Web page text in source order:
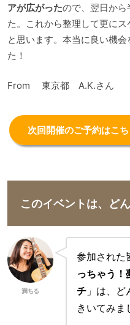
アが広がったので、翌日から
た。これから整理して更に
と思います。本当に良い機
た！
From 東京都 A.K.さん
次回開催のご予約はこ
このイベントは、ど
満ちる
参加された
っちゃう！
チ」は、ど
きいてみま